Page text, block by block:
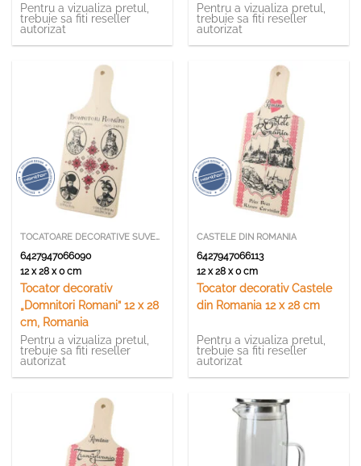
Pentru a vizualiza pretul,
trebuie sa fiti reseller
autorizat
Pentru a vizualiza pretul,
trebuie sa fiti reseller
autorizat
TOCATOARE DECORATIVE SUVENIR
6427947066090
12 x 28 x 0 cm
Tocator decorativ
„Domnitori Romani” 12 x 28
cm, Romania
Pentru a vizualiza pretul,
trebuie sa fiti reseller
autorizat
CASTELE DIN ROMANIA
6427947066113
12 x 28 x 0 cm
Tocator decorativ Castele
din Romania 12 x 28 cm
Pentru a vizualiza pretul,
trebuie sa fiti reseller
autorizat